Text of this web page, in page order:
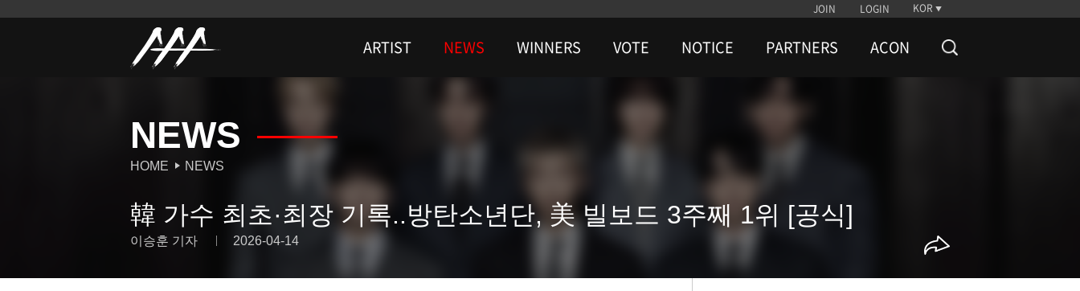
JOIN LOGIN KOR
ARTIST NEWS WINNERS VOTE NOTICE PARTNERS ACON
NEWS
HOME NEWS
韓 가수 최초·최장 기록..방탄소년단, 美 빌보드 3주째 1위 [공식]
이승훈 기자 2026-04-14